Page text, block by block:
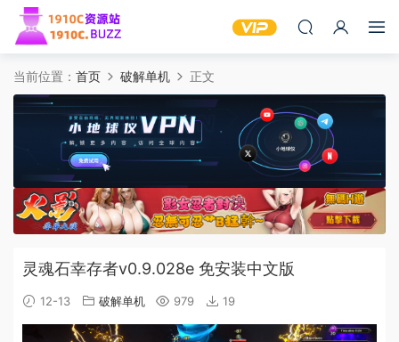
当前位置： 首页 破解单机 正文
灵魂石幸存者v0.9.028e 免安装中文版
12-13 破解单机 979 19